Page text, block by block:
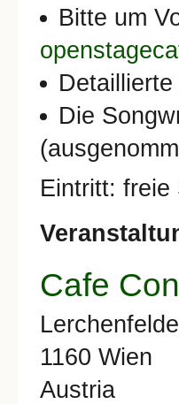
Bitte um
Die
Eintritt: freie
Cafe
1160 Wien
Austria